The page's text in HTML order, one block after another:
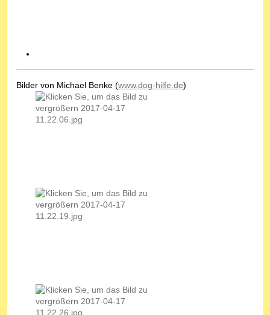
Bilder von Michael Benke (www.dog-hilfe.de)